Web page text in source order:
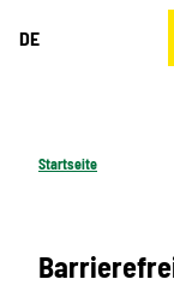
DE
Startseite